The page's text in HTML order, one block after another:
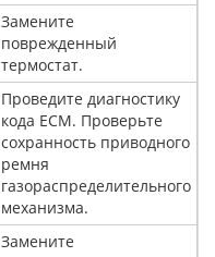
Замените
поврежденный
термостат.
Проведите диагностику
кода ЕСМ. Проверьте
сохранность приводного
ремня
газораспределительного
механизма.
Замените